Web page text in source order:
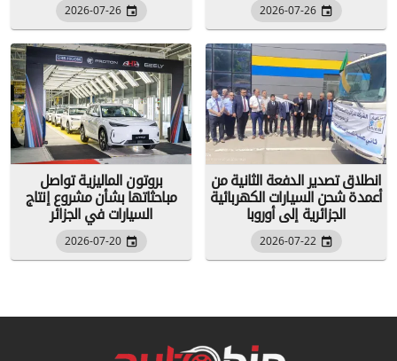
2026-07-26
2026-07-26
انطلاق تصدير الدفعة الثانية من
أعمدة شحن السيارات الكهربائية
الجزائرية إلى أوروبا
2026-07-22
بروتون الماليزية تواصل
مباحثاتها بشأن مشروع إنتاج
السيارات في الجزائر
2026-07-20